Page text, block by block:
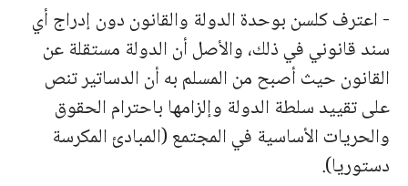
- اعترف كلسن بوحدة الدولة والقانون دون إدراج أي
سند قانوني في ذلك، والأصل أن الدولة مستقلة عن
القانون حيث أصبح من المسلم به أن الدساتير تنص
على تقييد سلطة الدولة وإلزامها باحترام الحقوق
والحريات الأساسية في المجتمع (المبادئ المكرسة
دستوريا).